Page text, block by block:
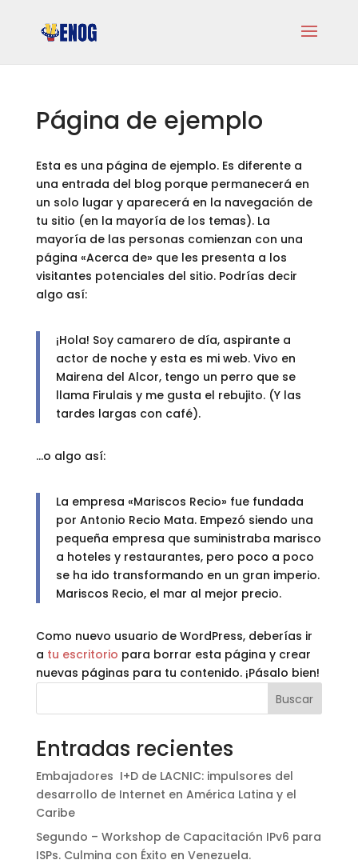
Página de ejemplo
Esta es una página de ejemplo. Es diferente a
una entrada del blog porque permanecerá en
un solo lugar y aparecerá en la navegación de
tu sitio (en la mayoría de los temas). La
mayoría de las personas comienzan con una
página «Acerca de» que les presenta a los
visitantes potenciales del sitio. Podrías decir
algo así:
¡Hola! Soy camarero de día, aspirante a
actor de noche y esta es mi web. Vivo en
Mairena del Alcor, tengo un perro que se
llama Firulais y me gusta el rebujito. (Y las
tardes largas con café).
…o algo así:
La empresa «Mariscos Recio» fue fundada
por Antonio Recio Mata. Empezó siendo una
pequeña empresa que suministraba marisco
a hoteles y restaurantes, pero poco a poco
se ha ido transformando en un gran imperio.
Mariscos Recio, el mar al mejor precio.
Como nuevo usuario de WordPress, deberías ir
a tu escritorio para borrar esta página y crear
nuevas páginas para tu contenido. ¡Pásalo bien!
Buscar
Entradas recientes
Embajadores I+D de LACNIC: impulsores del
desarrollo de Internet en América Latina y el
Caribe
Segundo – Workshop de Capacitación IPv6 para
ISPs. Culmina con Éxito en Venezuela.